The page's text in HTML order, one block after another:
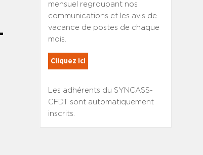
mensuel regroupant nos
communications et les avis de
vacance de postes de chaque
mois.
Cliquez ici
Les adhérents du SYNCASS-
CFDT sont automatiquement
inscrits.